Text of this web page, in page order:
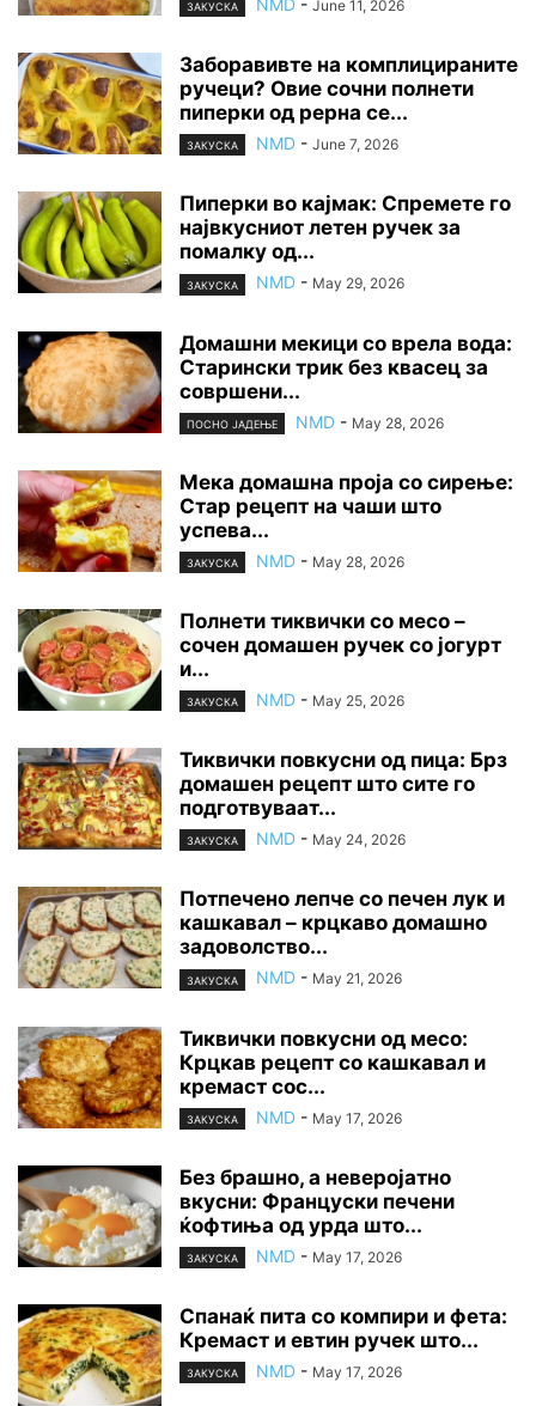
ЗАКУСКА NMD - June 11, 2026
Заборавивте на комплицираните
ручеци? Овие сочни полнети
пиперки од рерна се...
ЗАКУСКА NMD - June 7, 2026
Пиперки во кајмак: Спремете го
највкусниот летен ручек за
помалку од...
ЗАКУСКА NMD - May 29, 2026
Домашни мекици со врела вода:
Старински трик без квасец за
совршени...
ПОСНО ЈАДЕЊЕ NMD - May 28, 2026
Мека домашна проја со сирење:
Стар рецепт на чаши што
успева...
ЗАКУСКА NMD - May 28, 2026
Полнети тиквички со месо –
сочен домашен ручек со јогурт
и...
ЗАКУСКА NMD - May 25, 2026
Тиквички повкусни од пица: Брз
домашен рецепт што сите го
подготвуваат...
ЗАКУСКА NMD - May 24, 2026
Потпечено лепче со печен лук и
кашкавал – крцкаво домашно
задоволство...
ЗАКУСКА NMD - May 21, 2026
Тиквички повкусни од месо:
Крцкав рецепт со кашкавал и
кремаст сос...
ЗАКУСКА NMD - May 17, 2026
Без брашно, а неверојатно
вкусни: Француски печени
ќофтиња од урда што...
ЗАКУСКА NMD - May 17, 2026
Спанаќ пита со компири и фета:
Кремаст и евтин ручек што...
ЗАКУСКА NMD - May 17, 2026